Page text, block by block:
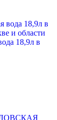
18,9л в